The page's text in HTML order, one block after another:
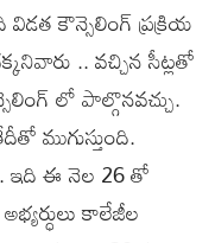
విడత కౌన్సెలింగ్ ప్రక్రియ
.. వచ్చిన సీట్లతో
లో పాల్గొనవచ్చు.
ముగుస్తుంది.
ఇది ఈ నెల 26 తో
కాలేజీల